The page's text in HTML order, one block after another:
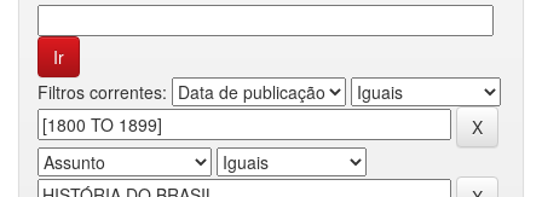
Filtros correntes: